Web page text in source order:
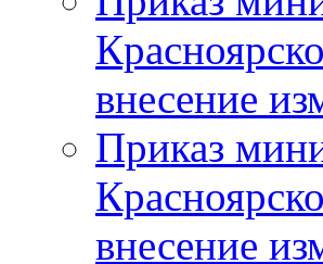
внесение
Приказ
внесение